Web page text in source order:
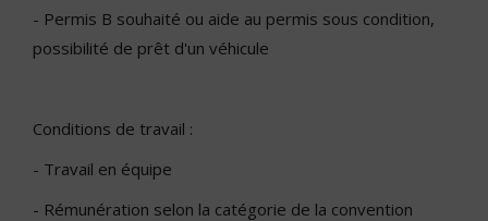
- Permis B souhaité ou aide au permis sous condition,
possibilité de prêt d'un véhicule
Conditions de travail :
- Travail en équipe
- Rémunération selon la catégorie de la convention